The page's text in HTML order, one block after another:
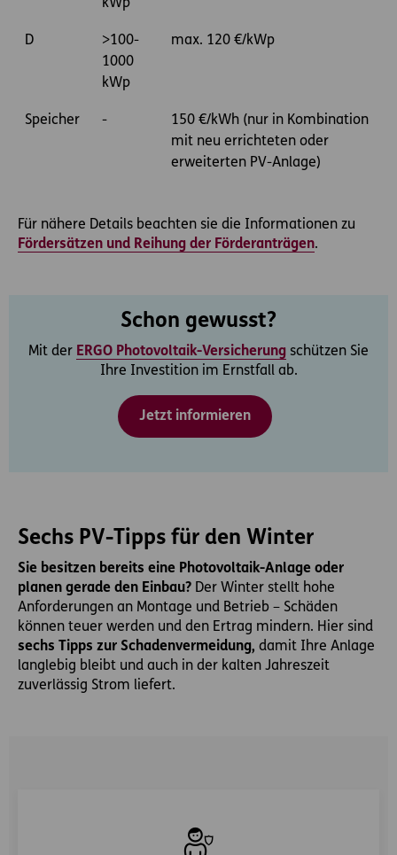
kWp
D
>100-
1000
kWp
max. 120 €/kWp
Speicher -
150 €/kWh (nur in Kombination
mit neu errichteten oder
erweiterten PV-Anlage)
Für nähere Details beachten sie die Informationen zu
Fördersätzen und Reihung der Förderanträgen.
Schon gewusst?
Mit der ERGO Photovoltaik-Versicherung schützen Sie
Ihre Investition im Ernstfall ab.
Jetzt informieren
Sechs PV-Tipps für den Winter
Sie besitzen bereits eine Photovoltaik-Anlage oder
planen gerade den Einbau? Der Winter stellt hohe
Anforderungen an Montage und Betrieb – Schäden
können teuer werden und den Ertrag mindern. Hier sind
sechs Tipps zur Schadenvermeidung, damit Ihre Anlage
langlebig bleibt und auch in der kalten Jahreszeit
zuverlässig Strom liefert.